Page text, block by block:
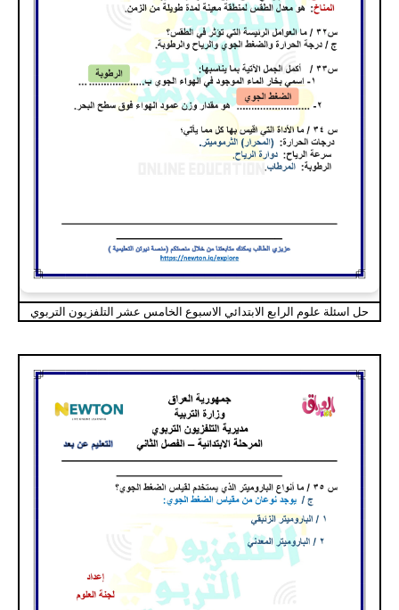
حل اسئلة علوم الرابع الابتدائي الاسبوع الخامس عشر التلفزيون التربوي